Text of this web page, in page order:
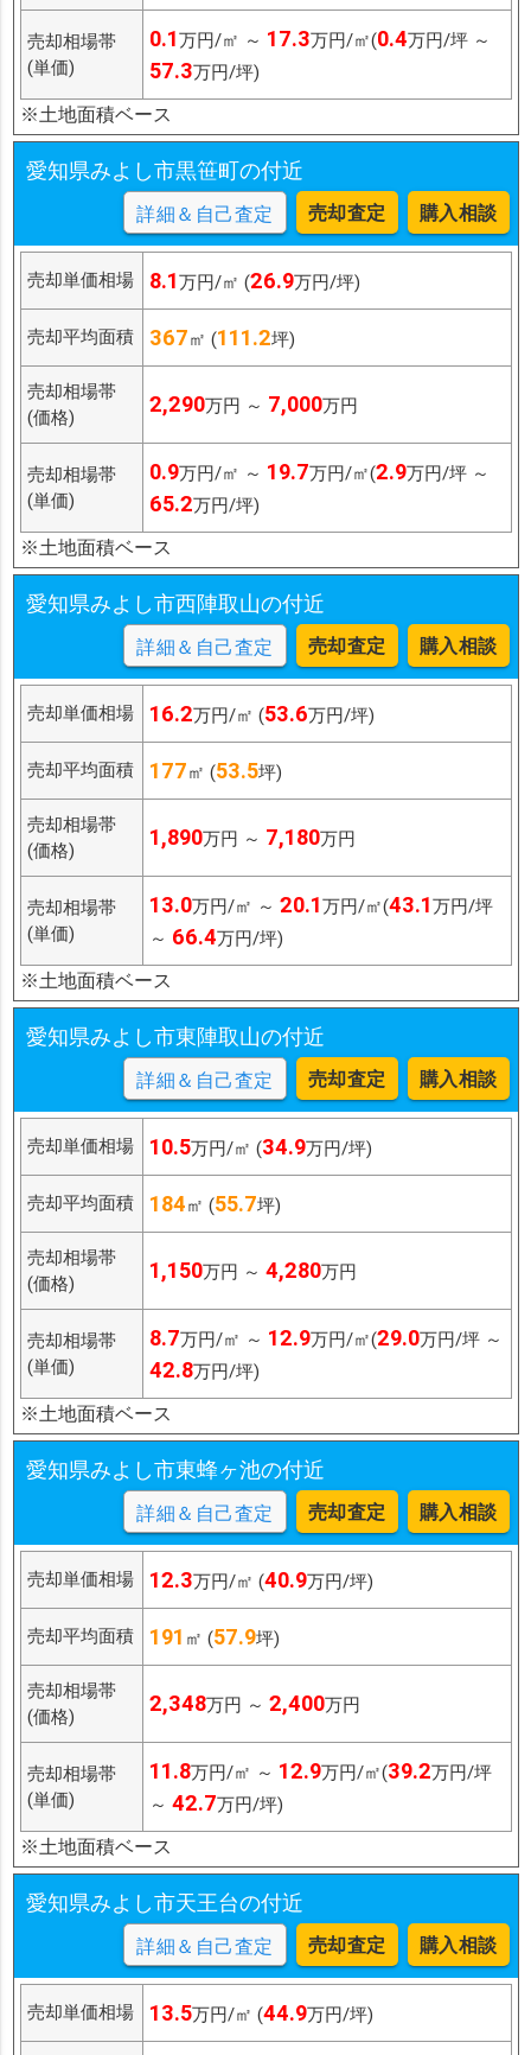
売却相場帯
(単価)
0.1万円/㎡ ～ 17.3万円/㎡(0.4万円/坪 ～
57.3万円/坪)
※土地面積ベース
愛知県みよし市黒笹町の付近
詳細＆自己査定 売却査定 購入相談
売却単価相場 8.1万円/㎡ (26.9万円/坪)
売却平均面積 367㎡ (111.2坪)
売却相場帯
(価格)
2,290万円 ～ 7,000万円
売却相場帯
(単価)
0.9万円/㎡ ～ 19.7万円/㎡(2.9万円/坪 ～
65.2万円/坪)
※土地面積ベース
愛知県みよし市西陣取山の付近
詳細＆自己査定 売却査定 購入相談
売却単価相場 16.2万円/㎡ (53.6万円/坪)
売却平均面積 177㎡ (53.5坪)
売却相場帯
(価格)
1,890万円 ～ 7,180万円
売却相場帯
(単価)
13.0万円/㎡ ～ 20.1万円/㎡(43.1万円/坪
～ 66.4万円/坪)
※土地面積ベース
愛知県みよし市東陣取山の付近
詳細＆自己査定 売却査定 購入相談
売却単価相場 10.5万円/㎡ (34.9万円/坪)
売却平均面積 184㎡ (55.7坪)
売却相場帯
(価格)
1,150万円 ～ 4,280万円
売却相場帯
(単価)
8.7万円/㎡ ～ 12.9万円/㎡(29.0万円/坪 ～
42.8万円/坪)
※土地面積ベース
愛知県みよし市東蜂ヶ池の付近
詳細＆自己査定 売却査定 購入相談
売却単価相場 12.3万円/㎡ (40.9万円/坪)
売却平均面積 191 ㎡ (57.9坪)
売却相場帯
(価格)
2,348万円 ～ 2,400万円
売却相場帯
(単価)
11.8万円/㎡ ～ 12.9万円/㎡(39.2万円/坪
～ 42.7万円/坪)
※土地面積ベース
愛知県みよし市天王台の付近
詳細＆自己査定 売却査定 購入相談
売却単価相場 13.5万円/㎡ (44.9万円/坪)